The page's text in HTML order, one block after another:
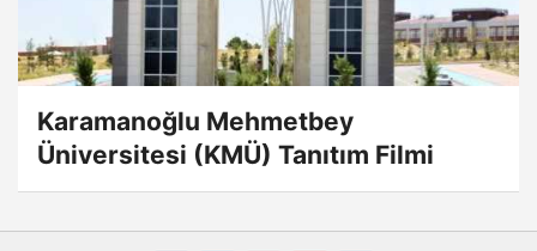
Karamanoğlu Mehmetbey
Üniversitesi (KMÜ) Tanıtım Filmi